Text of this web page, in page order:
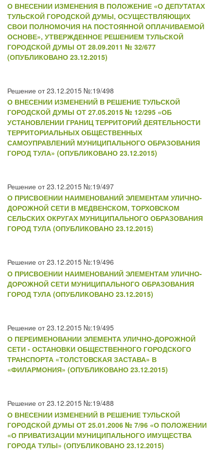
О ВНЕСЕНИИ ИЗМЕНЕНИЯ В ПОЛОЖЕНИЕ «О ДЕПУТАТАХ
ТУЛЬСКОЙ ГОРОДСКОЙ ДУМЫ, ОСУЩЕСТВЛЯЮЩИХ
СВОИ ПОЛНОМОЧИЯ НА ПОСТОЯННОЙ ОПЛАЧИВАЕМОЙ
ОСНОВЕ», УТВЕРЖДЕННОЕ РЕШЕНИЕМ ТУЛЬСКОЙ
ГОРОДСКОЙ ДУМЫ ОТ 28.09.2011 № 32/677
(ОПУБЛИКОВАНО 23.12.2015)
Решение от 23.12.2015 №:19/498
О ВНЕСЕНИИ ИЗМЕНЕНИЙ В РЕШЕНИЕ ТУЛЬСКОЙ
ГОРОДСКОЙ ДУМЫ ОТ 27.05.2015 № 12/295 «ОБ
УСТАНОВЛЕНИИ ГРАНИЦ ТЕРРИТОРИЙ ДЕЯТЕЛЬНОСТИ
ТЕРРИТОРИАЛЬНЫХ ОБЩЕСТВЕННЫХ
САМОУПРАВЛЕНИЙ МУНИЦИПАЛЬНОГО ОБРАЗОВАНИЯ
ГОРОД ТУЛА» (ОПУБЛИКОВАНО 23.12.2015)
Решение от 23.12.2015 №:19/497
О ПРИСВОЕНИИ НАИМЕНОВАНИЙ ЭЛЕМЕНТАМ УЛИЧНО-
ДОРОЖНОЙ СЕТИ В МЕДВЕНСКОМ, ТОРХОВСКОМ
СЕЛЬСКИХ ОКРУГАХ МУНИЦИПАЛЬНОГО ОБРАЗОВАНИЯ
ГОРОД ТУЛА (ОПУБЛИКОВАНО 23.12.2015)
Решение от 23.12.2015 №:19/496
О ПРИСВОЕНИИ НАИМЕНОВАНИЙ ЭЛЕМЕНТАМ УЛИЧНО-
ДОРОЖНОЙ СЕТИ МУНИЦИПАЛЬНОГО ОБРАЗОВАНИЯ
ГОРОД ТУЛА (ОПУБЛИКОВАНО 23.12.2015)
Решение от 23.12.2015 №:19/495
О ПЕРЕИМЕНОВАНИИ ЭЛЕМЕНТА УЛИЧНО-ДОРОЖНОЙ
СЕТИ - ОСТАНОВКИ ОБЩЕСТВЕННОГО ГОРОДСКОГО
ТРАНСПОРТА «ТОЛСТОВСКАЯ ЗАСТАВА» В
«ФИЛАРМОНИЯ» (ОПУБЛИКОВАНО 23.12.2015)
Решение от 23.12.2015 №:19/488
О ВНЕСЕНИИ ИЗМЕНЕНИЙ В РЕШЕНИЕ ТУЛЬСКОЙ
ГОРОДСКОЙ ДУМЫ ОТ 25.01.2006 № 7/96 «О ПОЛОЖЕНИИ
«О ПРИВАТИЗАЦИИ МУНИЦИПАЛЬНОГО ИМУЩЕСТВА
ГОРОДА ТУЛЫ» (ОПУБЛИКОВАНО 23.12.2015)